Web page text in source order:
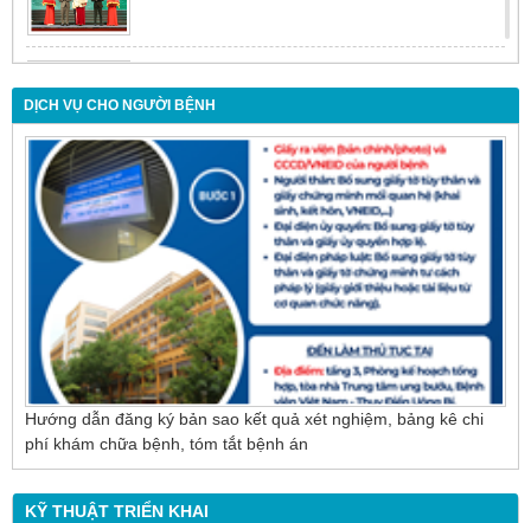
chậm trễ
Nội soi mật tụy ngược dòng – Giải pháp tối ưu
cho người bệnh sỏi ống mật chủ
DỊCH VỤ CHO NGƯỜI BỆNH
Hướng dẫn đăng ký bản sao kết quả xét nghiệm, bảng kê chi
phí khám chữa bệnh, tóm tắt bệnh án
KỸ THUẬT TRIỂN KHAI